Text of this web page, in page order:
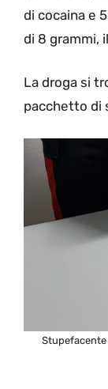
di cocaina e
di 8 grammi,
La droga si
pacchetto di
Stupefacente